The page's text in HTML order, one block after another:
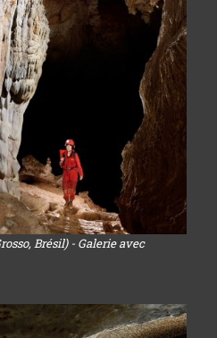
Brésil) - Galerie avec